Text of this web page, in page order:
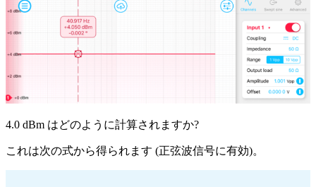
4.0 dBm はどのように計算されますか?
これは次の式から得られます (正弦波信号に有効)。